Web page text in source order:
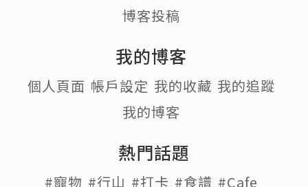
博客投稿
我的博客
個人頁面 帳戶設定 我的收藏 我的追蹤
我的博客
熱門話題
#寵物 #行山 #打卡 #食譜 #Cafe